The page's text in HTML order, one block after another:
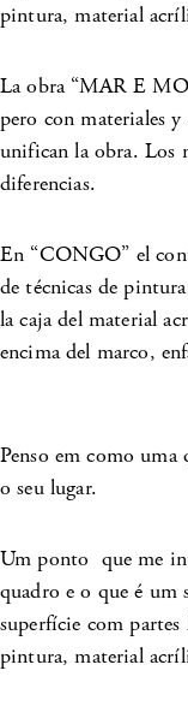
pintura, material
La obra “MAR E
pero con materiales
unifican la obra. Los
diferencias.
En “CONGO” el
de técnicas de
la caja del material
encima del marco,
Penso em como
o seu lugar.
Um ponto que me
quadro e o que é um
superfície com partes
pintura, material